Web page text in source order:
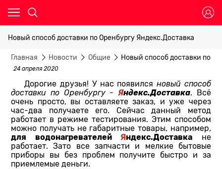
Новый способ доставки по Оренбургу Яндекс.Доставка
Главная Новости Общие Новый способ доставки по
24 апреля 2020
Дорогие друзья! У нас появилсяновый способ
доставки по Оренбургу -Яндекс.Доставка. Всё
очень просто, вы оставляете заказ, и уже через
час-два получаете его. Сейчас данный метод
работает в режиме тестирования. Этим способом
можно получать не габаритные товары, например,
для водонагревателей Яндекс.Доставка не
работает. Зато все запчасти и мелкие бытовые
приборы вы без проблем получите быстро и за
приемлемые деньги.